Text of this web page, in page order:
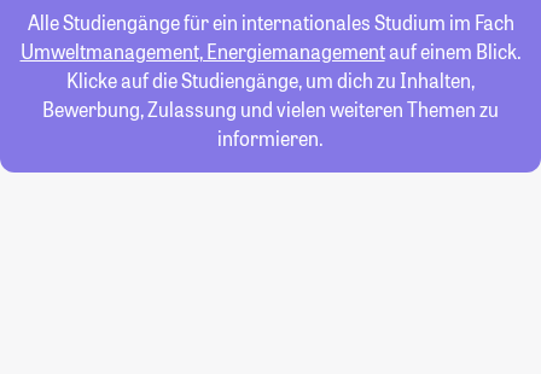
Alle Studiengänge für ein internationales Studium im Fach
Umweltmanagement, Energiemanagementauf einem Blick.
Klicke auf die Studiengänge, um dich zu Inhalten,
Bewerbung, Zulassung und vielen weiteren Themen zu
informieren.